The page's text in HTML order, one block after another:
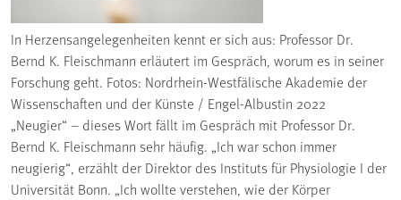
In Herzensangelegenheiten kennt er sich aus: Professor Dr.
Bernd K. Fleischmann erläutert im Gespräch, worum es in seiner
Forschung geht. Fotos: Nordrhein-Westfälische Akademie der
Wissenschaften und der Künste / Engel-Albustin 2022
„Neugier“ – dieses Wort fällt im Gespräch mit Professor Dr.
Bernd K. Fleischmann sehr häufig. „Ich war schon immer
neugierig“, erzählt der Direktor des Instituts für Physiologie I der
Universität Bonn. „Ich wollte verstehen, wie der Körper